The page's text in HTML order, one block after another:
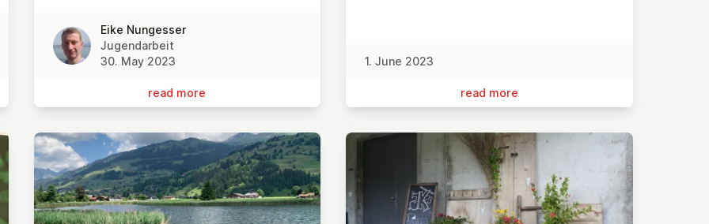
Eike Nungesser
Jugendarbeit
30. May 2023
read more
1. June 2023
read more